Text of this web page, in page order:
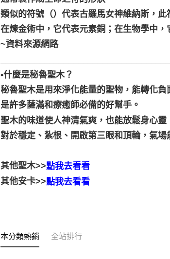
類似的符號（）代表古羅馬女神維納斯，
在煉金術中，它代表元素銅；在生物學中，
~資料來源網路
•什麼是秘魯聖木？
秘魯聖木是用來淨化能量的聖物，能轉化
是許多薩滿和療癒師必備的好幫手。
聖木的味道使人神清氣爽，也能放鬆身心靈
對於穩定、紮根、開啟第三眼和頂輪，氣
其他聖木>>點我去看看
其他安卡>>點我去看看
本分類熱銷 全站排行